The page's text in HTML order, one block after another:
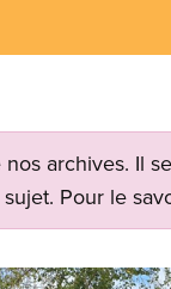
archives. Il
Pour le